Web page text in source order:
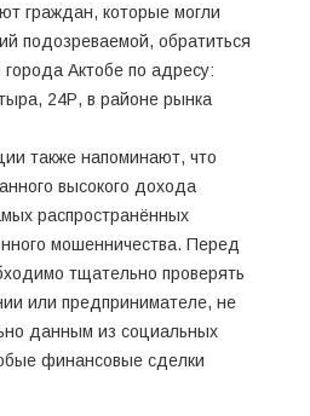
граждан, которые могли
подозреваемой, обратиться
Актобе по адресу:
24Р, в районе рынка
также напоминают, что
высокого дохода
распространённых
мошенничества. Перед
тщательно проверять
или предпринимателе, не
данным из социальных
финансовые сделки